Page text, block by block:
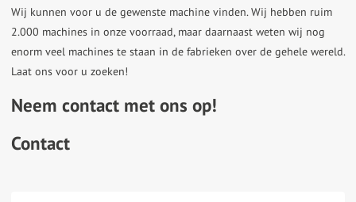
Wij kunnen voor u de gewenste machine vinden. Wij hebben ruim
2.000 machines in onze voorraad, maar daarnaast weten wij nog
enorm veel machines te staan in de fabrieken over de gehele wereld.
Laat ons voor u zoeken!
Neem contact met ons op!
Contact